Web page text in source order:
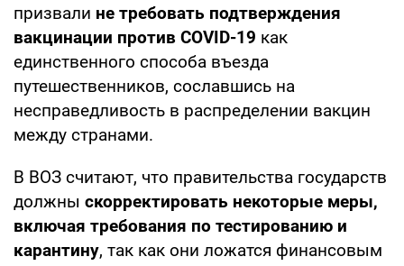
призвали не требовать подтверждения
вакцинации против COVID-19 как
единственного способа въезда
путешественников, сославшись на
несправедливость в распределении вакцин
между странами.
В ВОЗ считают, что правительства государств
должны скорректировать некоторые меры,
включая требования по тестированию и
карантину, так как они ложатся финансовым